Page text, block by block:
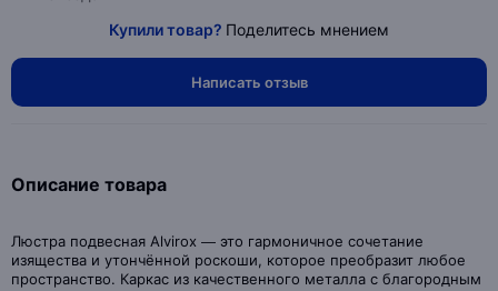
Купили товар? Поделитесь мнением
Написать отзыв
Описание товара
Люстра подвесная Alvirox — это гармоничное сочетание
изящества и утончённой роскоши, которое преобразит любое
пространство. Каркас из качественного металла с благородным